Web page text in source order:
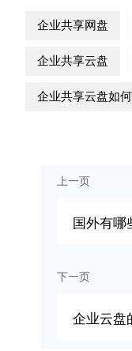
企业共享网盘
企业共享云盘
企业共享云盘如
上一页
国外有哪
下一页
企业云盘